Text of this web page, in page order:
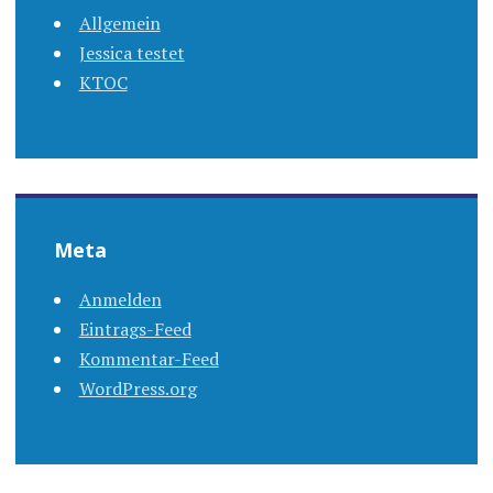
Allgemein
Jessica testet
KTOC
Meta
Anmelden
Eintrags-Feed
Kommentar-Feed
WordPress.org